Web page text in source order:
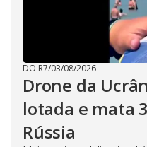
DO R7/03/08/2026
Drone da
lotada e mata
Rússia